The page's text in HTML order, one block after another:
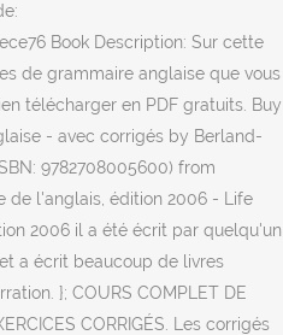
Book Description: Sur cette
de grammaire anglaise que vous
télécharger en PDF gratuits. Buy
- avec corrigés by Berland-
9782708005600) from
de l'anglais, édition 2006 - Life
2006 il a été écrit par quelqu'un
a écrit beaucoup de livres
}; COURS COMPLET DE
CORRIGÉS. Les corrigés